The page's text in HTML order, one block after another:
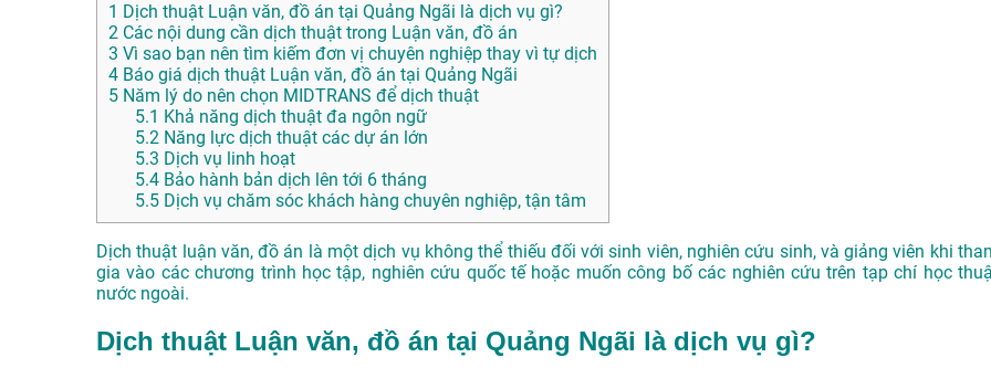
1 Dịch thuật Luận văn, đồ án tại Quảng Ngãi là dịch vụ gì?
2 Các nội dung cần dịch thuật trong Luận văn, đồ án
3 Vì sao bạn nên tìm kiếm đơn vị chuyên nghiệp thay vì tự dịch
4 Báo giá dịch thuật Luận văn, đồ án tại Quảng Ngãi
5 Năm lý do nên chọn MIDTRANS để dịch thuật
5.1 Khả năng dịch thuật đa ngôn ngữ
5.2 Năng lực dịch thuật các dự án lớn
5.3 Dịch vụ linh hoạt
5.4 Bảo hành bản dịch lên tới 6 tháng
5.5 Dịch vụ chăm sóc khách hàng chuyên nghiệp, tận tâm
Dịch thuật luận văn, đồ án là một dịch vụ không thể thiếu đối với sinh viên, nghiên cứu sinh, và giảng viên khi
gia vào các chương trình học tập, nghiên cứu quốc tế hoặc muốn công bố các nghiên cứu trên tạp chí học
nước ngoài.
Dịch thuật Luận văn, đồ án tại Quảng Ngãi là dịch vụ gì?